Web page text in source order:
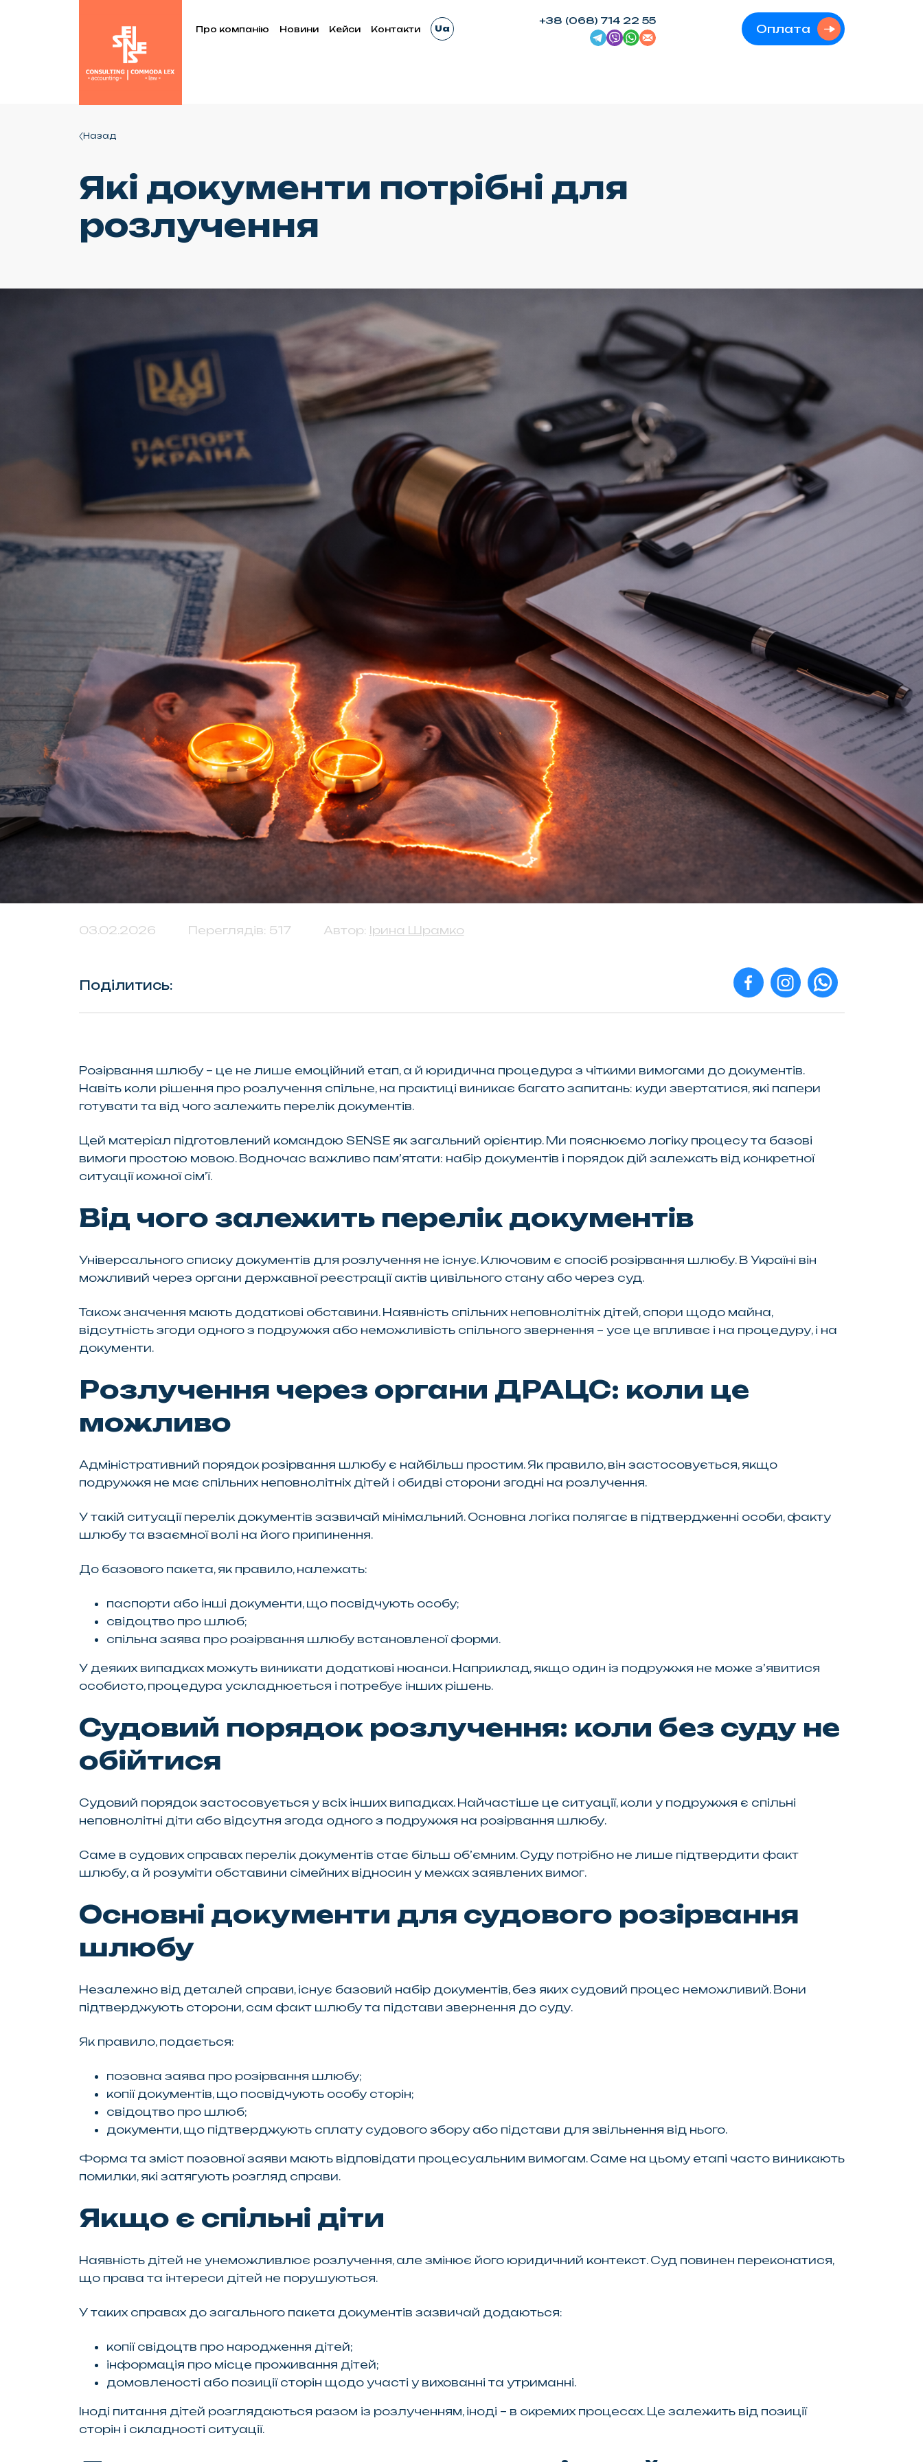
Про компанію Новини Кейси Контакти Ua
+38 (068) 714 22 55
Оплата
Назад
Які документи потрібні для
розлучення
03.02.2026 Переглядів: 517 Автор: Ірина Шрамко
Поділитись:
Розірвання шлюбу – це не лише емоційний етап, а й юридична процедура з чіткими вимогами до документів.
Навіть коли рішення про розлучення спільне, на практиці виникає багато запитань: куди звертатися, які папери
готувати та від чого залежить перелік документів.
Цей матеріал підготовлений командою SENSE як загальний орієнтир. Ми пояснюємо логіку процесу та базові
вимоги простою мовою. Водночас важливо пам’ятати: набір документів і порядок дій залежать від конкретної
ситуації кожної сім’ї.
Від чого залежить перелік документів
Універсального списку документів для розлучення не існує. Ключовим є спосіб розірвання шлюбу. В Україні він
можливий через органи державної реєстрації актів цивільного стану або через суд.
Також значення мають додаткові обставини. Наявність спільних неповнолітніх дітей, спори щодо майна,
відсутність згоди одного з подружжя або неможливість спільного звернення – усе це впливає і на процедуру, і на
документи.
Розлучення через органи ДРАЦС: коли це
можливо
Адміністративний порядок розірвання шлюбу є найбільш простим. Як правило, він застосовується, якщо
подружжя не має спільних неповнолітніх дітей і обидві сторони згодні на розлучення.
У такій ситуації перелік документів зазвичай мінімальний. Основна логіка полягає в підтвердженні особи, факту
шлюбу та взаємної волі на його припинення.
До базового пакета, як правило, належать:
паспорти або інші документи, що посвідчують особу;
свідоцтво про шлюб;
спільна заява про розірвання шлюбу встановленої форми.
У деяких випадках можуть виникати додаткові нюанси. Наприклад, якщо один із подружжя не може з’явитися
особисто, процедура ускладнюється і потребує інших рішень.
Судовий порядок розлучення: коли без суду не
обійтися
Судовий порядок застосовується у всіх інших випадках. Найчастіше це ситуації, коли у подружжя є спільні
неповнолітні діти або відсутня згода одного з подружжя на розірвання шлюбу.
Саме в судових справах перелік документів стає більш об’ємним. Суду потрібно не лише підтвердити факт
шлюбу, а й розуміти обставини сімейних відносин у межах заявлених вимог.
Основні документи для судового розірвання
шлюбу
Незалежно від деталей справи, існує базовий набір документів, без яких судовий процес неможливий. Вони
підтверджують сторони, сам факт шлюбу та підстави звернення до суду.
Як правило, подається:
позовна заява про розірвання шлюбу;
копії документів, що посвідчують особу сторін;
свідоцтво про шлюб;
документи, що підтверджують сплату судового збору або підстави для звільнення від нього.
Форма та зміст позовної заяви мають відповідати процесуальним вимогам. Саме на цьому етапі часто виникають
помилки, які затягують розгляд справи.
Якщо є спільні діти
Наявність дітей не унеможливлює розлучення, але змінює його юридичний контекст. Суд повинен переконатися,
що права та інтереси дітей не порушуються.
У таких справах до загального пакета документів зазвичай додаються:
копії свідоцтв про народження дітей;
інформація про місце проживання дітей;
домовленості або позиції сторін щодо участі у вихованні та утриманні.
Іноді питання дітей розглядаються разом із розлученням, іноді – в окремих процесах. Це залежить від позиції
сторін і складності ситуації.